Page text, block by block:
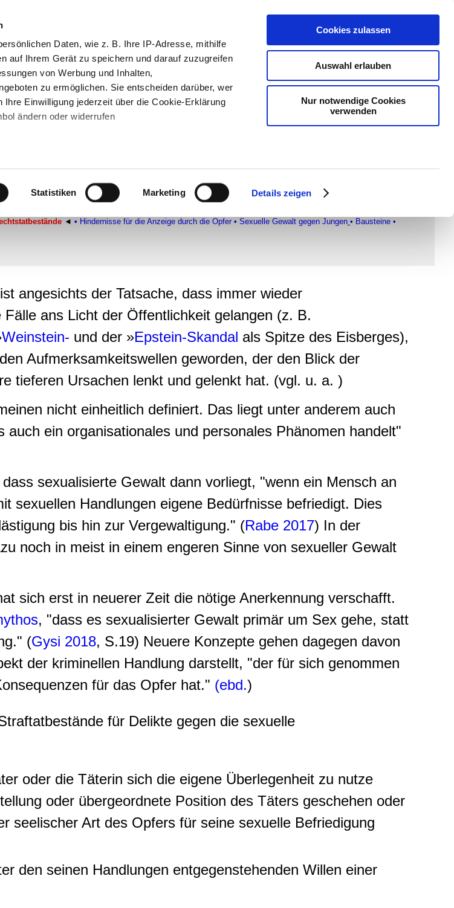
Daten, wie z. B. Ihre IP-Adresse, mithilfe
auf Ihrem Gerät zu speichern und darauf zuzugreifen
von Werbung und Inhalten,
zu ermöglichen. Sie entscheiden darüber, wer
Einwilligung jederzeit über die Cookie-Erklärung
ändern oder widerrufen
Merkmalen (Fingerprinting) identifizieren
Daten verarbeitet werden, und legen Sie Ihre
Informationen möglicherweise mit weiteren Daten
die sie im Rahmen Ihrer Nutzung der Dienste
Statistiken Marketing Details zeigen
Cookies zulassen
Auswahl erlauben
Nur notwendige Cookies
verwenden
-Psychologie -Medien-Methodik und
-So sucht man auf teachSam
sexuelle Selbstbestimmung
◄ • Hindernisse für die Anzeige durch die Opfer • Sexuelle Gewalt gegen Jungen • Bausteine •
ist angesichts der Tatsache, dass immer wieder
ans Licht der Öffentlichkeit gelangen (z. B.
Weinstein- und der »Epstein-Skandal als Spitze des Eisberges),
Aufmerksamkeitswellen geworden, der den Blick der
tieferen Ursachen lenkt und gelenkt hat. (vgl. u. a. )
nicht einheitlich definiert. Das liegt unter anderem auch
ein organisationales und personales Phänomen handelt"
sexualisierte Gewalt dann vorliegt, "wenn ein Mensch an
sexuellen Handlungen eigene Bedürfnisse befriedigt. Dies
bis hin zur Vergewaltigung." (Rabe 2017) In der
noch in meist in einem engeren Sinne von sexueller Gewalt
sich erst in neuerer Zeit die nötige Anerkennung verschafft.
, "dass es sexualisierter Gewalt primär um Sex gehe, statt
(Gysi 2018, S.19) Neuere Konzepte gehen dagegen davon
der kriminellen Handlung darstellt, "der für sich genommen
für das Opfer hat." (ebd.)
für Delikte gegen die sexuelle
oder die Täterin sich die eigene Überlegenheit zu nutze
oder übergeordnete Position des Täters geschehen oder
seelischer Art des Opfers für seine sexuelle Befriedigung
den seinen Handlungen entgegenstehenden Willen einer